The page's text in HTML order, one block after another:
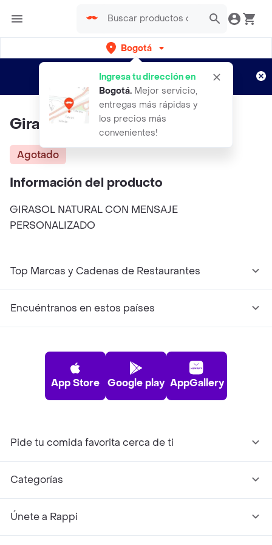
Bogotá
Ingresa tu dirección en
Bogotá. Mejor servicio,
entregas más rápidas y
los precios más
convenientes!
envíos gratis por semanas
Aplican TyC
Girasol San Valentin
Agotado
Información del producto
GIRASOL NATURAL CON MENSAJE
PERSONALIZADO
Top Marcas y Cadenas de Restaurantes
Encuéntranos en estos países
App Store Google play AppGallery
Pide tu comida favorita cerca de ti
Categorías
Únete a Rappi